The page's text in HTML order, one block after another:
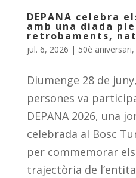
DEPANA celebra
amb una diada
retrobaments,
jul. 6, 2026 | 50è aniversari,
Diumenge 28 de
persones va
DEPANA 2026, una
celebrada al Bosc
per commemorar
trajectòria de